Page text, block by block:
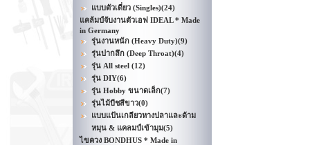
แบบตัวเดี่ยว (Singles)(24)
แคล้มป์จับงานตัวเอฟ IDEAL * Made
in Germany
รุ่นงานหนัก (Heavy Duty)(9)
รุ่นปากลึก (Deep Throat)(4)
รุ่น All steel (12)
รุ่น DIY(6)
รุ่น Hobby ขนาดเล็ก(7)
รุ่นไม้บีชสีขาว(0)
แบบแป้นเกลียวหางปลาและด้าม
หมุน & แคลมป์เข้ามุม(5)
ไขควง BONDHUS * Made in